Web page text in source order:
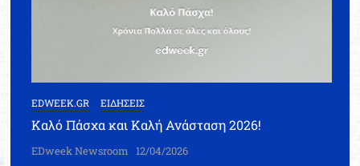
EDWEEK.GR ΕΙΔΗΣΕΙΣ
Καλό Πάσχα και Καλή Ανάσταση 2026!
EDweek Newsroom 12/04/2026